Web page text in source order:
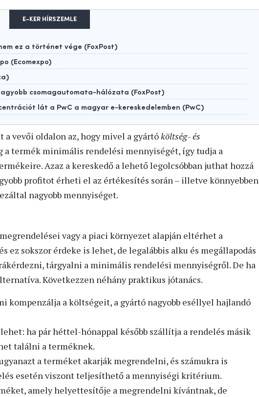
E-KER HÍRSZEMLE
ez a történet vége (FoxPost)
(Ecomexpo)
csomagautomata-hálózata (FoxPost)
lát a PwC a magyar e-kereskedelemben (PwC)
vevői oldalon az, hogy mivel a gyártóköltség- és
a termék minimális rendelési mennyiségét, így tudja a
Azaz a kereskedő a lehető legolcsóbban juthat hozzá
profitot érheti el az értékesítés során – illetve könnyebben
nagyobb mennyiséget.
vagy a piaci környezet alapján eltérhet a
ez sokszor érdeke is lehet, de legalábbis alku és megállapodás
tárgyalni a minimális rendelési mennyiségről. De ha
Következzen néhány praktikus jótanács.
kompenzálja a költségeit, a gyártó nagyobb eséllyel hajlandó
ha pár héttel-hónappal később szállítja a rendelés másik
találni a terméknek.
a terméket akarják megrendelni, és számukra is
esetén viszont teljesíthető a mennyiségi kritérium.
amely helyettesítője a megrendelni kívántnak, de